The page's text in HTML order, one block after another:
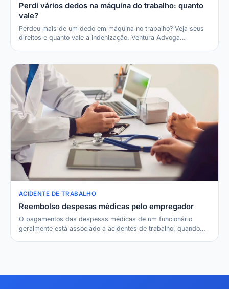
Perdi vários dedos na máquina do trabalho: quanto
vale?
Perdeu mais de um dedo em máquina no trabalho? Veja seus
direitos e quanto vale a indenização. Ventura Advoga…
ACIDENTE DE TRABALHO
Reembolso despesas médicas pelo empregador
O pagamentos das despesas médicas de um funcionário
geralmente está associado a acidentes de trabalho, quando…